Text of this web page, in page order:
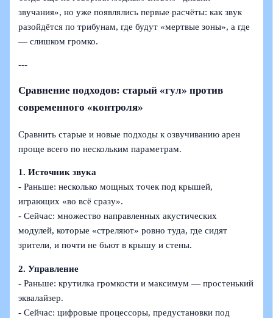
звучания», но уже появлялись первые расчёты: как звук
разойдётся по трибунам, где будут «мертвые зоны», а где
— слишком громко.
---
Сравнение подходов: старый «гул» против
современного «контроля»
Сравнить старые и новые подходы к озвучиванию арен
проще всего по нескольким параметрам.
1. Источник звука
- Раньше: несколько мощных точек под крышей,
играющих «во всё сразу».
- Сейчас: множество направленных акустических
модулей, которые «стреляют» ровно туда, где сидят
зрители, и почти не бьют в крышу и стены.
2. Управление
- Раньше: крутилка громкости и максимум — простенький
эквалайзер.
- Сейчас: цифровые процессоры, предустановки под